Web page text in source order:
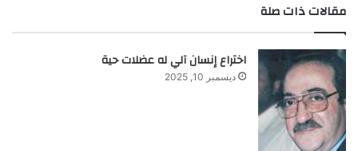
مقالات ذات صلة
اختراع إنسان آلي له عضلات حية
ديسمبر 10, 2025